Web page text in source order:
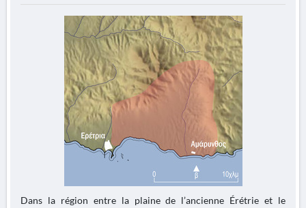
Dans la région entre la plaine de l’ancienne Érétrie et le